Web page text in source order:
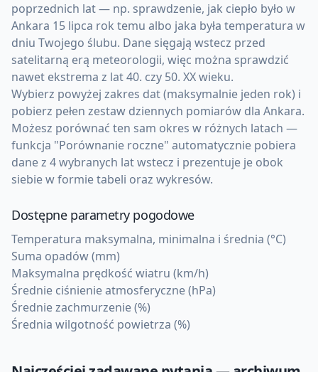
poprzednich lat — np. sprawdzenie, jak ciepło było w
Ankara 15 lipca rok temu albo jaka była temperatura w
dniu Twojego ślubu. Dane sięgają wstecz przed
satelitarną erą meteorologii, więc można sprawdzić
nawet ekstrema z lat 40. czy 50. XX wieku.
Wybierz powyżej zakres dat (maksymalnie jeden rok) i
pobierz pełen zestaw dziennych pomiarów dla Ankara.
Możesz porównać ten sam okres w różnych latach —
funkcja "Porównanie roczne" automatycznie pobiera
dane z 4 wybranych lat wstecz i prezentuje je obok
siebie w formie tabeli oraz wykresów.
Dostępne parametry pogodowe
Temperatura maksymalna, minimalna i średnia (°C)
Suma opadów (mm)
Maksymalna prędkość wiatru (km/h)
Średnie ciśnienie atmosferyczne (hPa)
Średnie zachmurzenie (%)
Średnia wilgotność powietrza (%)